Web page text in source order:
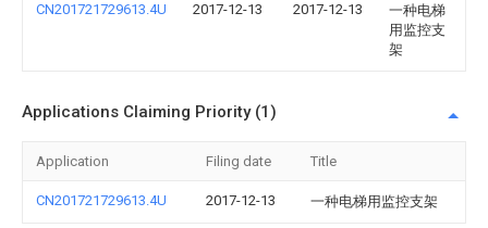
CN201721729613.4U 2017-12-13 2017-12-13
一种电梯
用监控支
架
Applications Claiming Priority (1)
Application Filing date Title
CN201721729613.4U 2017-12-13 一种电梯用监控支架